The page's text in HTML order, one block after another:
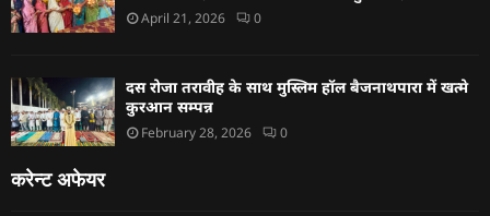
April 21, 2026 0
दस रोजा तरावीह के साथ मुस्लिम हॉल बैजनाथपारा में खत्मे
कुरआन सम्पन्न
February 28, 2026 0
करेन्ट अफेयर